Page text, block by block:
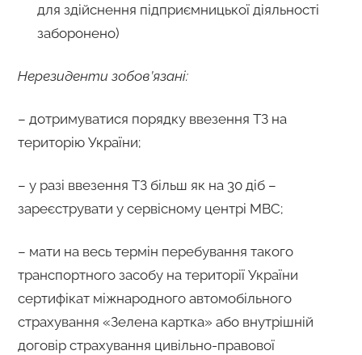
для здійснення підприємницької діяльності
заборонено)
Нерезиденти зобов’язані:
– дотримуватися порядку ввезення ТЗ на
територію України;
– у разі ввезення ТЗ більш як на 30 діб –
зареєструвати у сервісному центрі МВС;
– мати на весь термін перебування такого
транспортного засобу на території України
сертифікат міжнародного автомобільного
страхування «Зелена картка» або внутрішній
договір страхування цивільно-правової